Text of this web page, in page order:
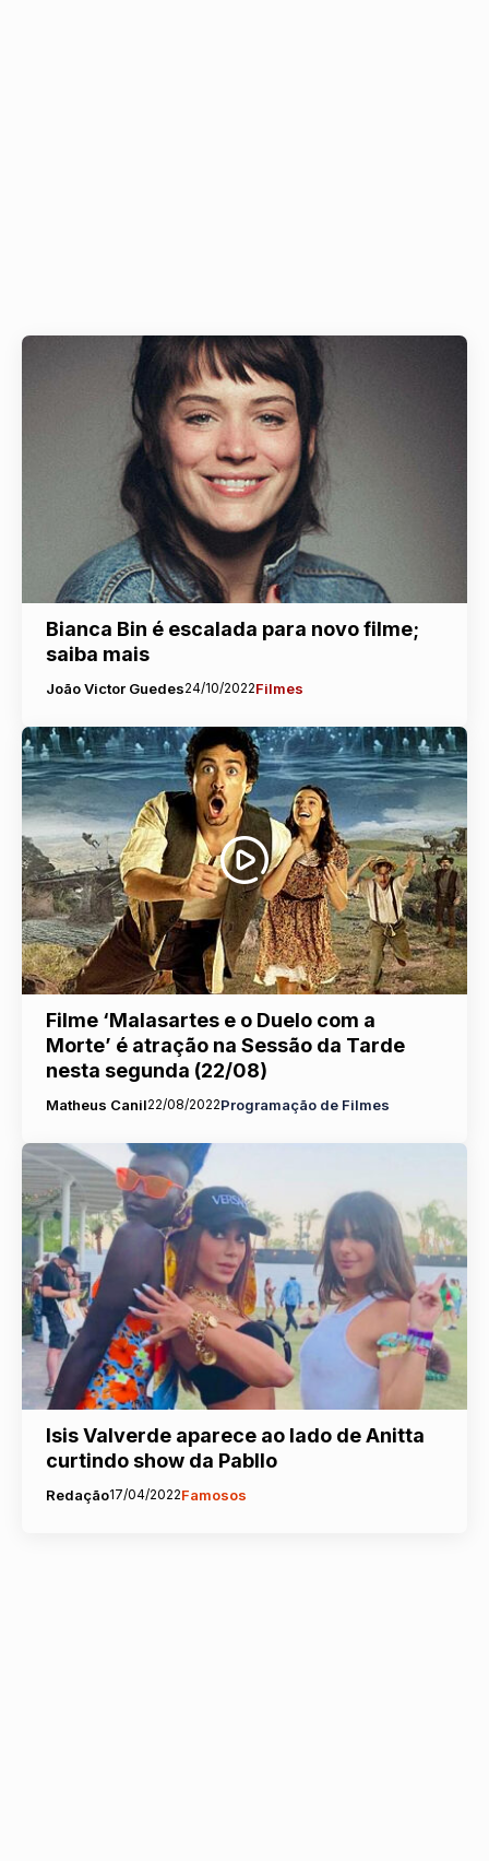
Bianca Bin é escalada para novo filme;
saiba mais
João Victor Guedes24/10/2022Filmes
Filme ‘Malasartes e o Duelo com a
Morte’ é atração na Sessão da Tarde
nesta segunda (22/08)
Matheus Canil22/08/2022Programação de Filmes
Isis Valverde aparece ao lado de Anitta
curtindo show da Pabllo
Redação17/04/2022Famosos